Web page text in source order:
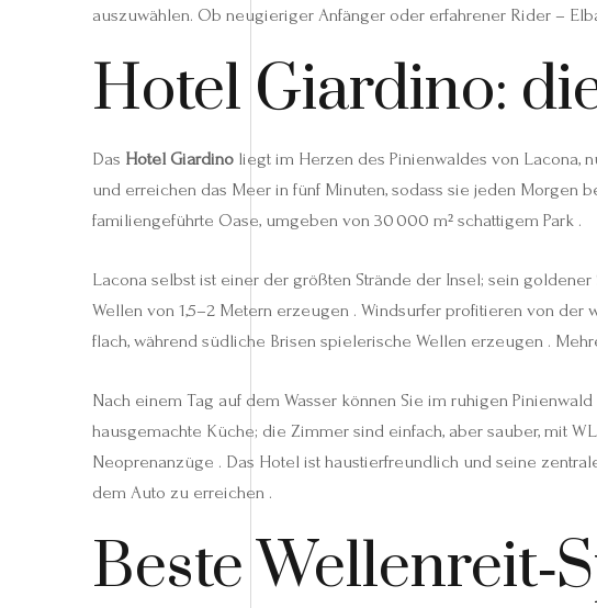
auszuwählen. Ob neugieriger Anfänger oder erfahrener Rider –
Hotel Giardino:
Das Hotel Giardino liegt im Herzen des Pinienwaldes von Lacona,
und erreichen das Meer in fünf Minuten, sodass sie jeden Morgen
familiengeführte Oase, umgeben von 30 000 m² schattigem Park .
Lacona selbst ist einer der größten Strände der Insel; sein
Wellen von 1,5–2 Metern erzeugen . Windsurfer profitieren von der
flach, während südliche Brisen spielerische Wellen erzeugen .
Nach einem Tag auf dem Wasser können Sie im ruhigen
hausgemachte Küche; die Zimmer sind einfach, aber sauber, mit
Neoprenanzüge . Das Hotel ist haustierfreundlich und seine
dem Auto zu erreichen .
Beste